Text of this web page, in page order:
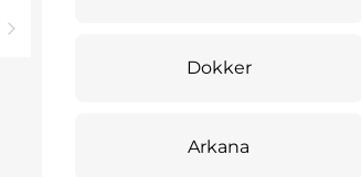
Dokker
Arkana